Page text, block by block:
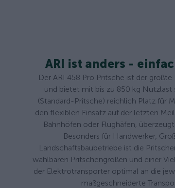
ARI ist anders -
Der ARI 458 Pro Pritsche ist der
und bietet mit bis zu 850 kg Nutzlast
(Standard-Pritsche) reichlich Platz für
den flexiblen Einsatz auf der letzten
Bahnhöfen oder Flughäfen,
Besonders für Handwerker,
Landschaftsbaubetriebe ist die
wählbaren Pritschengrößen und einer
der Elektrotransporter optimal an die
maßgeschneiderte